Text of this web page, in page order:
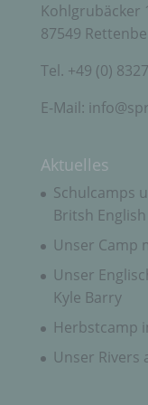
Kohlgrubäcker
87549
Tel. +49 (0)
E-Mail:
Aktuelles
Schulcamps
Britsh English
Unser Camp
Unser
Kyle Barry
Herbstcamp
Unser Rivers
andere Stelle,
Empfänger ist
Person,
der
unabhängig
Dritten handelt
Rahmen eines
nach dem
Mitgliedstaaten
nicht als